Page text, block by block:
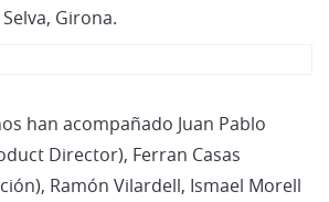
Girona.
han acompañado Juan Pablo
Director), Ferran Casas
Ramón Vilardell, Ismael Morell